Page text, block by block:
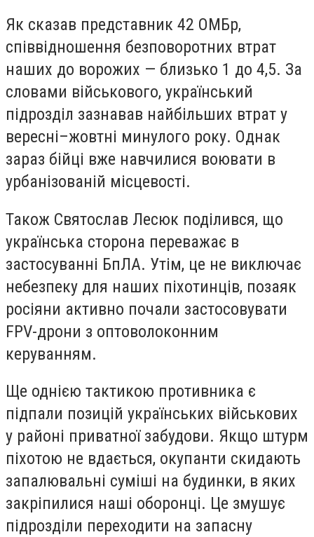
Як сказав представник 42 ОМБр,
співвідношення безповоротних втрат
наших до ворожих — близько 1 до 4,5. За
словами військового, український
підрозділ зазнавав найбільших втрат у
вересні–жовтні минулого року. Однак
зараз бійці вже навчилися воювати в
урбанізованій місцевості.
Також Святослав Лесюк поділився, що
українська сторона переважає в
застосуванні БпЛА. Утім, це не виключає
небезпеку для наших піхотинців, позаяк
росіяни активно почали застосовувати
FPV-дрони з оптоволоконним
керуванням.
Ще однією тактикою противника є
підпали позицій українських військових
у районі приватної забудови. Якщо штурм
піхотою не вдається, окупанти скидають
запалювальні суміші на будинки, в яких
закріпилися наші оборонці. Це змушує
підрозділи переходити на запасну